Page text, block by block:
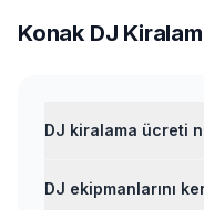
Konak DJ
DJ kiralama ücreti
DJ ekipmanlarını